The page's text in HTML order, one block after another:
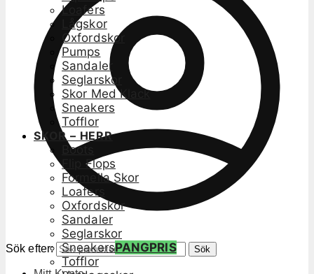
Sök efter: Sök
Loafers
Lågskor
Oxfordskor
Pumps
Sandaler
Seglarskor
Skor Med Klack
Sneakers
Tofflor
SKOR – HERR
Boots
Flip Flops
Formella Skor
Loafers
Oxfordskor
Sandaler
Seglarskor
SneakersPANGPRIS
Tofflor